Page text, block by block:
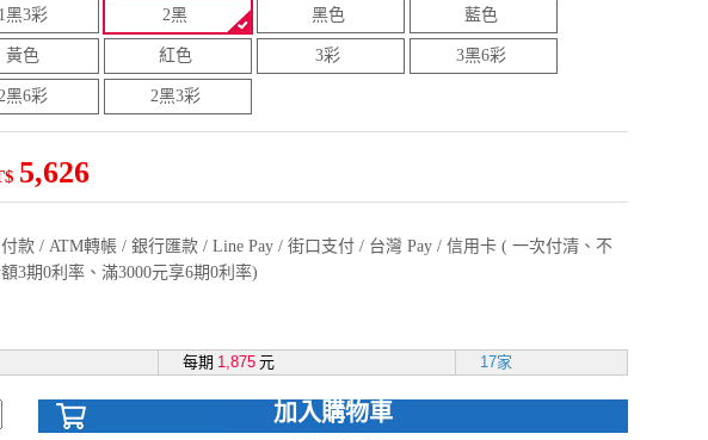
黑3彩 2黑 黑色 藍色
黃色 紅色 3彩 3黑6彩
黑6彩 2黑3彩
5,626
款 / ATM轉帳 / 銀行匯款 / Line Pay / 街口支付 / 台灣 Pay / 信用卡 ( 一次付清、不
3期0利率、滿3000元享6期0利率)
每期 1,875 元 17家
加入購物車